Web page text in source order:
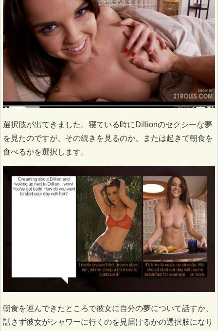
選択肢が出てきました。寝ている時にDillionのセクシーな夢
を見たのですが、その続きを見るのか、または起きて朝食を
食べるかを選択します。
朝食を運んできたところで彼女に自分の夢について話すか、
話さず彼女がシャワーに行くのを見届けるかの選択肢になり